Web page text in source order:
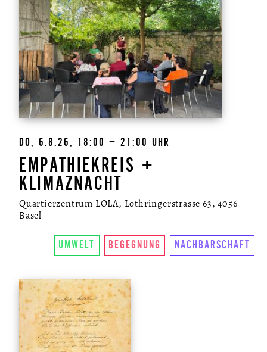
DO, 6.8.26, 18:00 – 21:00 UHR
EMPATHIEKREIS +
KLIMAZNACHT
Quartierzentrum LOLA, Lothringerstrasse 63, 4056
Basel
UMWELT BEGEGNUNG NACHBARSCHAFT